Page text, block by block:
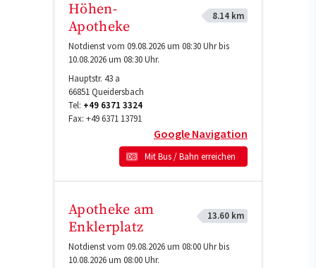
Höhen-
Apotheke
8.14 km
Notdienst vom 09.08.2026 um 08:30 Uhr bis
10.08.2026 um 08:30 Uhr.
Hauptstr. 43 a
66851Queidersbach
Tel: +49 6371 3324
Fax: +49 6371 13791
Google Navigation
Mit Bus / Bahn erreichen
Apotheke am
Enklerplatz
13.60 km
Notdienst vom 09.08.2026 um 08:00 Uhr bis
10.08.2026 um 08:00 Uhr.